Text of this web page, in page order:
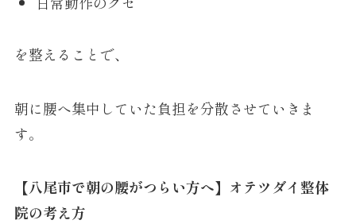
を整えることで、
朝に腰へ集中していた負担を分散させていきま
す。
【八尾市で朝の腰がつらい方へ】オテツダイ整体
院の考え方